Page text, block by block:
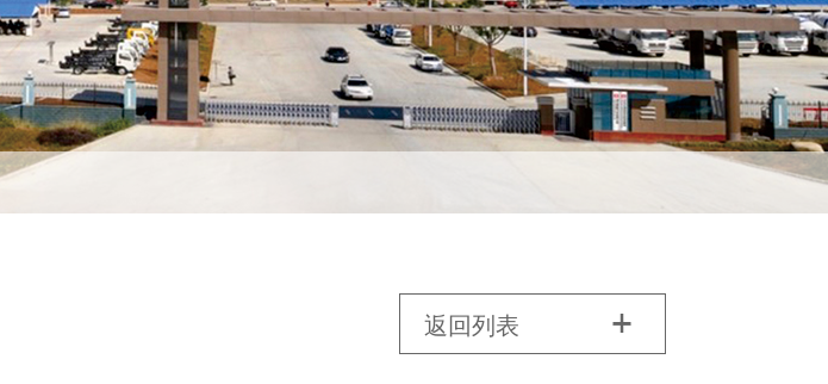
返回列表 